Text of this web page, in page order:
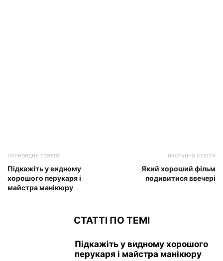
попередня стаття
Підкажіть у видному
хорошого перукаря і
майстра манікюру
наступна стаття
Який хороший фільм
подивитися ввечері
СТАТТІ ПО ТЕМІ
Підкажіть у видному хорошого
перукаря і майстра манікюру